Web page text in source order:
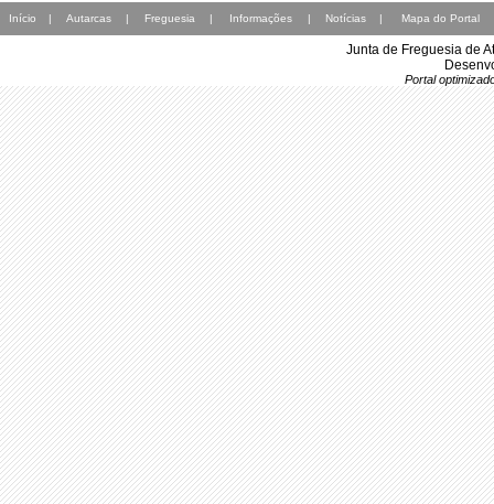
Início | Autarcas | Freguesia | Informações | Notícias | Mapa do Portal
Junta de Freguesia de
Portal